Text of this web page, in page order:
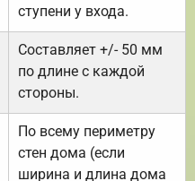
ступени у входа.
Составляет +/- 50 мм
по длине с каждой
стороны.
По всему периметру
стен дома (если
ширина и длина дома